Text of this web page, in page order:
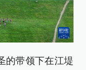
的带领下在江堤